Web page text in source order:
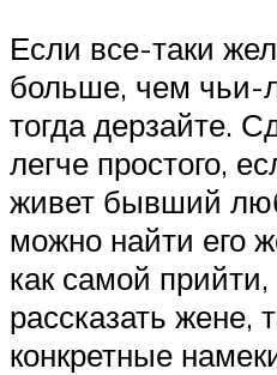
Если все-таки
больше, чем чьи-
тогда дерзайте.
легче простого,
живет бывший
можно найти его
как самой
рассказать жене,
конкретные